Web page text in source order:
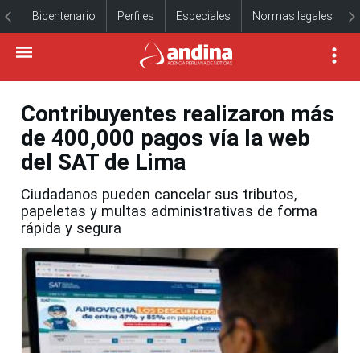
Bicentenario Perfiles Especiales Normas legales
Contribuyentes realizaron más
de 400,000 pagos vía la web
del SAT de Lima
Ciudadanos pueden cancelar sus tributos,
papeletas y multas administrativas de forma
rápida y segura